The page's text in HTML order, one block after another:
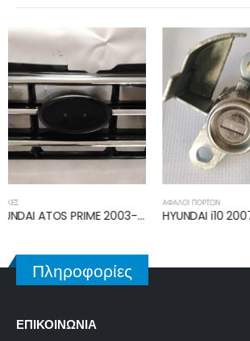
ΑΦΑΛΟΊ ΠΟΡΤΏΝ
HYUNDAI i10 2007-2010, 2010-2013 ΑΦΑΛΟΣ ΕΜΠΡΟΣ ΑΡΙΣΤΕΡΗΣ
ΜΟΤΈΡ ΓΡΎΛΛΟΥ
Πληροφορίες
ΕΠΙΚΟΙΝΩΝΊΑ